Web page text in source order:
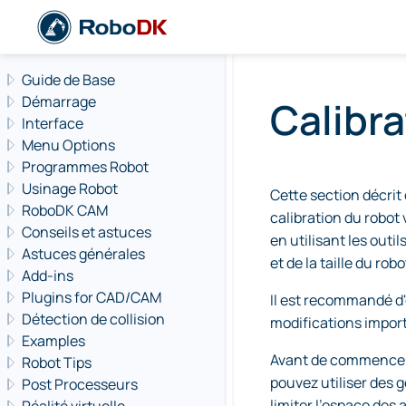
Guide de Base
Démarrage
Interface
Menu Options
Programmes Robot
Usinage Robot
RoboDK CAM
Conseils et astuces
Astuces générales
Add-ins
Plugins for CAD/CAM
Détection de collision
Examples
Robot Tips
Post Processeurs
Cette section décrit
calibration du robot
en utilisant les
et de la taille du
Il est recommandé
modifications
Avant de
pouvez utiliser des